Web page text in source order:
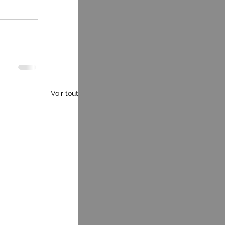
Voir tout